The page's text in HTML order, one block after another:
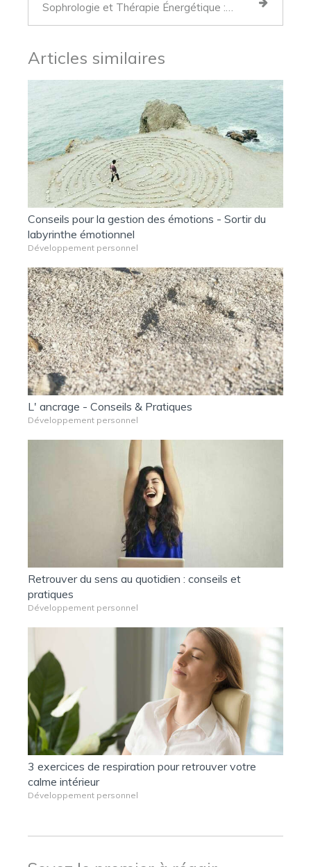
Sophrologie et Thérapie Énergétique : Une Alliance Puissante pour Libérer le Corps et l'Esprit
Articles similaires
Conseils pour la gestion des émotions - Sortir du
labyrinthe émotionnel
Développement personnel
L' ancrage - Conseils & Pratiques
Développement personnel
Retrouver du sens au quotidien : conseils et
pratiques
Développement personnel
3 exercices de respiration pour retrouver votre
calme intérieur
Développement personnel